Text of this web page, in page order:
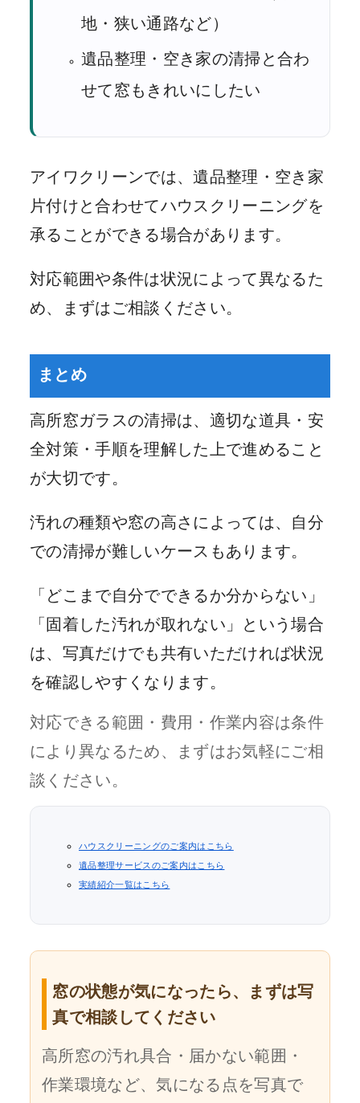
地・狭い通路など）
遺品整理・空き家の清掃と合わ
せて窓もきれいにしたい
アイワクリーンでは、遺品整理・空き家
片付けと合わせてハウスクリーニングを
承ることができる場合があります。
対応範囲や条件は状況によって異なるた
め、まずはご相談ください。
まとめ
高所窓ガラスの清掃は、適切な道具・安
全対策・手順を理解した上で進めること
が大切です。
汚れの種類や窓の高さによっては、自分
での清掃が難しいケースもあります。
「どこまで自分でできるか分からない」
「固着した汚れが取れない」という場合
は、写真だけでも共有いただければ状況
を確認しやすくなります。
対応できる範囲・費用・作業内容は条件
により異なるため、まずはお気軽にご相
談ください。
ハウスクリーニングのご案内はこちら
遺品整理サービスのご案内はこちら
実績紹介一覧はこちら
窓の状態が気になったら、まずは写
真で相談してください
高所窓の汚れ具合・届かない範囲・
作業環境など、気になる点を写真で